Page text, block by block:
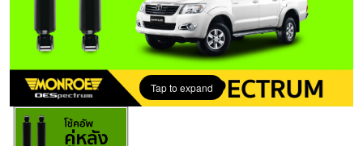
Tap to expand